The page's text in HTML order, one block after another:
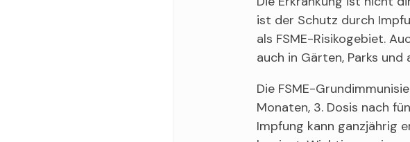
ist der Schutz durch
als FSME-Risikogebiet.
auch in Gärten, Parks und
Die FSME-
Monaten, 3. Dosis nach
Impfung kann ganzjährig